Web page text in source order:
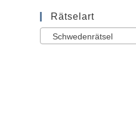
Rätselart
Schwedenrätsel